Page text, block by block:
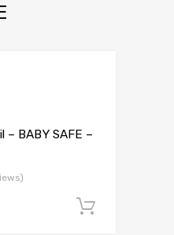
– BABY SAFE –